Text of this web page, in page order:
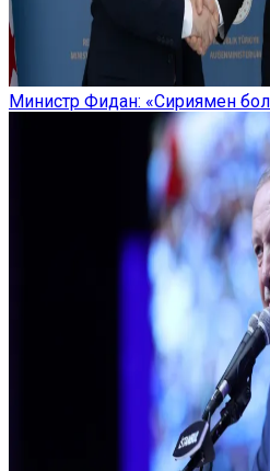
Министр Фидан: «Сириямен